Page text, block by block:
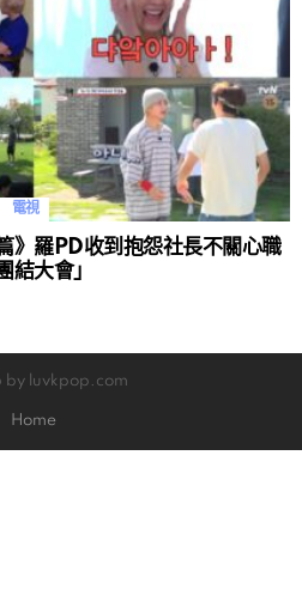
電視
》羅PD收到抱怨社長不關心職
結大會」
luvkpop.com
Home